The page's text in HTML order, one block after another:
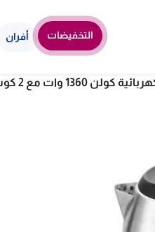
التخفيضات أفران
وات مع 2 كوب و صينية – ستيل 800102049